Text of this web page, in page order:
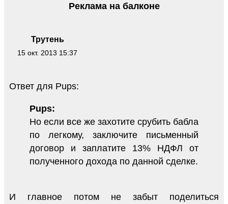
Трутень
15 окт. 2013 15:37
Реклама на балконе
Ответ для Pups:
Pups:
Но если все же захотите срубить бабла
по легкому, заключите письменный
договор и заплатите 13% НДФЛ от
полученного дохода по данной сделке.
И главное потом не забыт поделиться